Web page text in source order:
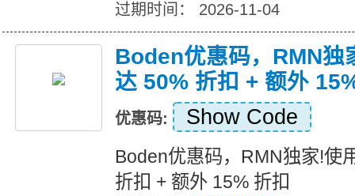
过期时间： 2026-11-04
Boden优惠码，RMN独
达 50% 折扣 + 额外
优惠码: Show Code
Boden优惠码，RMN独家!使
折扣 + 额外 15% 折扣